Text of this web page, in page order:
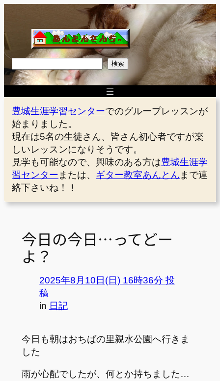
を
ス
キ
ッ
プ
索
検索
豊城生涯学習センターでのグループレッスンが
始まりました。
現在は5名の生徒さん、皆さん初心者ですが楽
しいレッスンになりそうです。
見学も可能なので、興味のある方は豊城生涯学
習センター または、 ギター教室あんとん まで連
絡下さいね！！
今日の今日…ってどー
よ？
2025年8月10日(日) 16時36分 投
稿
in 日記
今日も朝はおちばの里親水公園へ行きま
した
雨が心配でしたが、何とか持ちました…